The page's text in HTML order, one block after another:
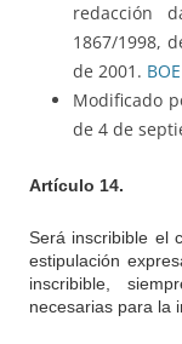
redacción
1867/1998,
de 2001.
Modificado
de 4 de
Artículo 14.
Será inscribible el
estipulación
inscribible,
necesarias para la